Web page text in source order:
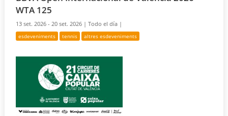
WTA 125
13 set. 2026 - 20 set. 2026 |Todo el día |
esdeveniments tennis altres esdeveniments